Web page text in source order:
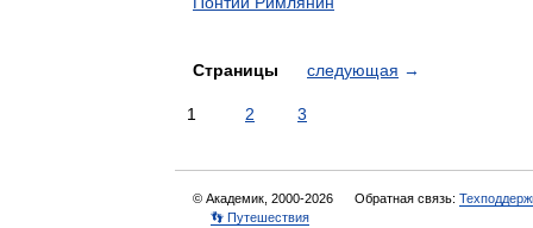
Страницы следующая →
1 2 3
© Академик, 2000-2026 Обратная связь:
👣 Путешествия